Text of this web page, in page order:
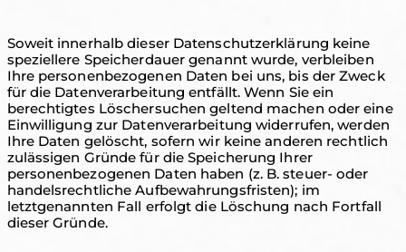
Soweit innerhalb dieser Datenschutzerklärung keine
speziellere Speicherdauer genannt wurde, verbleiben
Ihre personenbezogenen Daten bei uns, bis der Zweck
für die Datenverarbeitung entfällt. Wenn Sie ein
berechtigtes Löschersuchen geltend machen oder eine
Einwilligung zur Datenverarbeitung widerrufen, werden
Ihre Daten gelöscht, sofern wir keine anderen rechtlich
zulässigen Gründe für die Speicherung Ihrer
personenbezogenen Daten haben (z. B. steuer- oder
handelsrechtliche Aufbewahrungsfristen); im
letztgenannten Fall erfolgt die Löschung nach Fortfall
dieser Gründe.